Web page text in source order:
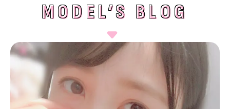
着回し
ビューティニュース
トレンドメイク
ヘアアレンジ・ヘアケア
スキンケア
ボディケア
SCHOOL
制服コーデ
学校ヘアメイク
勉強・受験・進路
ENTERTAINMENT
エンタメニュース
なにわ男子
K-POP
LIFESTYLE
ライフスタイルニュース
JKランキング・アワード
モデルの購入品
JK TREND
JKトレンドニュース
MODELS
MODEL’S BLOG
MODEL’S BLOG